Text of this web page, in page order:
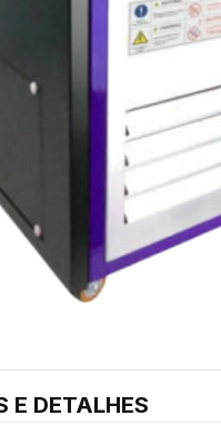
E DETALHES